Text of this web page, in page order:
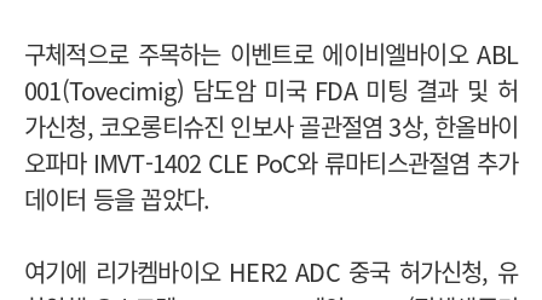
구체적으로 주목하는 이벤트로 에이비엘바이오 ABL
001(Tovecimig) 담도암 미국 FDA 미팅 결과 및 허
가신청, 코오롱티슈진 인보사 골관절염 3상, 한올바이
오파마 IMVT-1402 CLE PoC와 류마티스관절염 추가
데이터 등을 꼽았다.
여기에 리가켐바이오 HER2 ADC 중국 허가신청, 유